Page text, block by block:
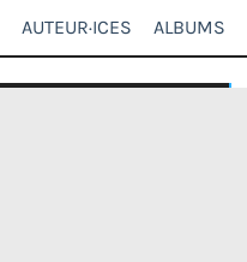
AUTEUR·ICES ALBUMS